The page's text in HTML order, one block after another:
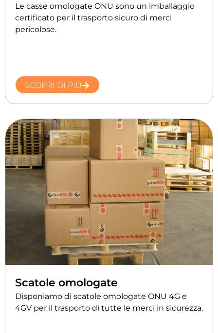
Le casse omologate ONU sono un imballaggio
certificato per il trasporto sicuro di merci
pericolose.
SCOPRI DI PIÙ
Scatole omologate
Disponiamo di scatole omologate ONU 4G e
4GV per il trasporto di tutte le merci in sicurezza.